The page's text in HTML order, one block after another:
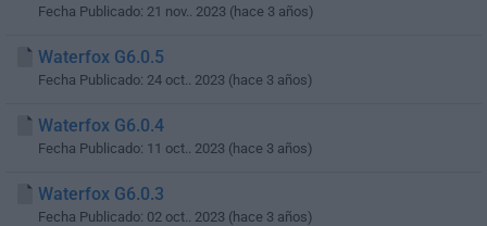
Fecha Publicado: 21 nov.. 2023 (hace 3 años)
Waterfox G6.0.5
Fecha Publicado: 24 oct.. 2023 (hace 3 años)
Waterfox G6.0.4
Fecha Publicado: 11 oct.. 2023 (hace 3 años)
Waterfox G6.0.3
Fecha Publicado: 02 oct.. 2023 (hace 3 años)